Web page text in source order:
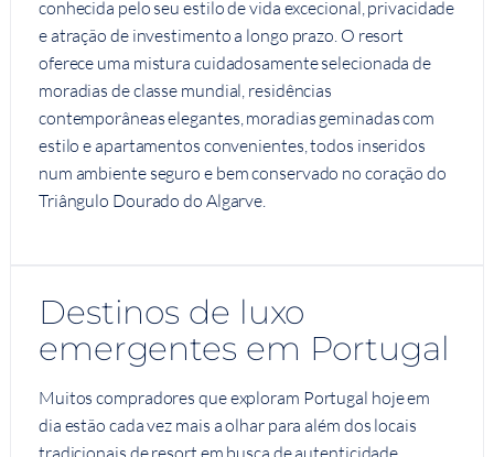
conhecida pelo seu estilo de vida excecional, privacidade
e atração de investimento a longo prazo. O resort
oferece uma mistura cuidadosamente selecionada de
moradias de classe mundial, residências
contemporâneas elegantes, moradias geminadas com
estilo e apartamentos convenientes, todos inseridos
num ambiente seguro e bem conservado no coração do
Triângulo Dourado do Algarve.
Destinos de luxo
emergentes em Portugal
Muitos compradores que exploram Portugal hoje em
dia estão cada vez mais a olhar para além dos locais